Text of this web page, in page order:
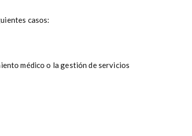
casos:
médico o la gestión de servicios